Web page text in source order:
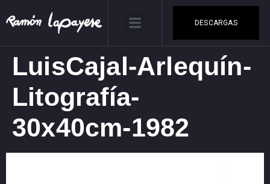
DESCARGAS
LuisCajal-Arlequín-
Litografía-
30x40cm-1982